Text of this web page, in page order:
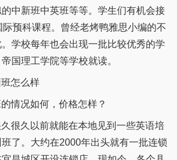
中新班中英班等等。学生们有机会接
预科课程。曾经老烤鸭雅思小编的不
学校每年也会出现一批比较优秀的学
国理工学院等学校就读。
情况如何，价格怎样？
很久以前就能在本地见到一些英语培
了。大约在2000年出头就有一批连锁